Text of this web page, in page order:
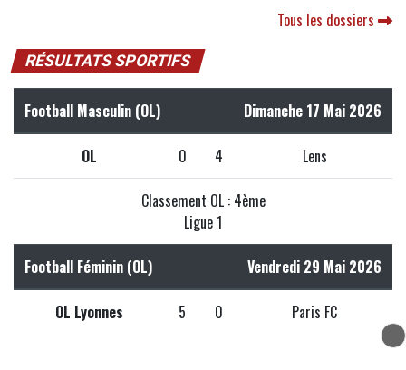
Tous les dossiers
RÉSULTATS SPORTIFS
Football Masculin (OL) Dimanche 17 Mai 2026
OL 0 4 Lens
Classement OL : 4ème
Ligue 1
Football Féminin (OL) Vendredi 29 Mai 2026
OL Lyonnes 5 0 Paris FC